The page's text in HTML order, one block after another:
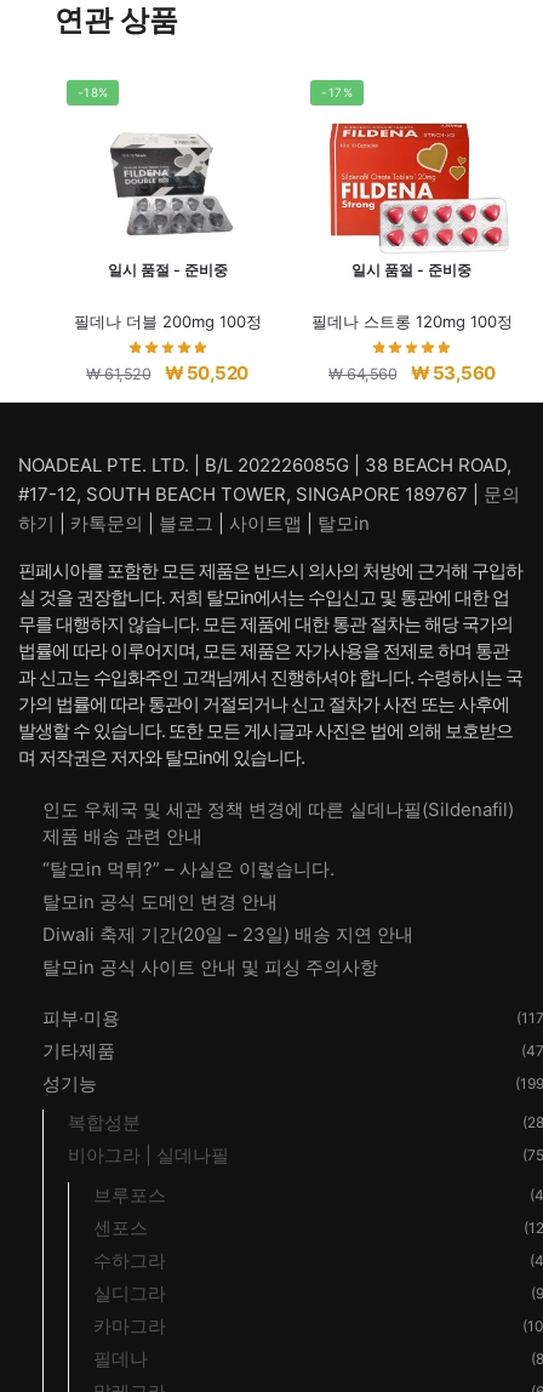
연관 상품
-18%
일시 품절 - 준비중
필데나 더블 200mg 100정
₩61,520
원
래
격:
₩ 61,520.
₩ 50,520현
재
격:
₩ 50,520.
-17%
일시 품절 - 준비중
필데나 스트롱 120mg 100정
₩64,560
원
래
격:
₩ 64,560.
₩ 53,560현
재
격:
₩
NOADEAL PTE. LTD. | B/L 202226085G | 38 BEACH ROAD,
#17-12, SOUTH BEACH TOWER, SINGAPORE 189767 | 문의
하기
카톡문의 블로그 사이트맵 탈모in
핀페시아를 포함한 모든 제품은 반드시 의사의 처방에 근거해 구입하
실 것을 권장합니다. 저희 탈모in에서는 수입신고 및 통관에 대한 업
무를 대행하지 않습니다. 모든 제품에 대한 통관 절차는 해당 국가의
법률에 따라 이루어지며, 모든 제품은 자가사용을 전제로 하며 통관
과 신고는 수입화주인 고객님께서 진행하셔야 합니다. 수령하시는 국
가의 법률에 따라 통관이 거절되거나 신고 절차가 사전 또는 사후에
발생할 수 있습니다. 또한 모든 게시글과 사진은 법에 의해 보호받으
며 저작권은 저자와 탈모in에 있습니다.
인도 우체국 및 세관 정책 변경에 따른 실데나필(Sildenafil)
제품 배송 관련 안내
“탈모in 먹튀?” – 사실은 이렇습니다.
탈모in 공식 도메인 변경 안내
Diwali 축제 기간(20일 – 23일) 배송 지연 안내
탈모in 공식 사이트 안내 및 피싱 주의사항
피부·미용
기타제품
성기능
복합성분
비아그라 | 실데나필
브루포스
센포스
수하그라
실디그라
카마그라
필데나